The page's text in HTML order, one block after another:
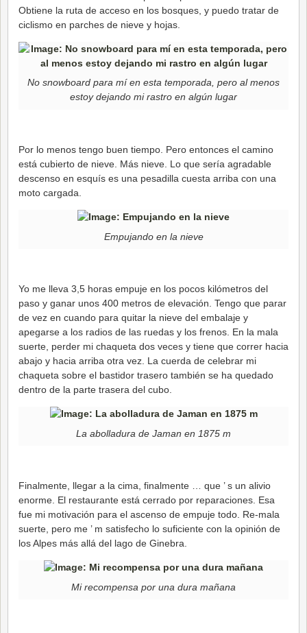
Obtiene la ruta de acceso en los bosques, y puedo tratar de
ciclismo en parches de nieve y hojas.
No snowboard para mí en esta temporada, pero al menos
estoy dejando mi rastro en algún lugar
Por lo menos tengo buen tiempo. Pero entonces el camino
está cubierto de nieve. Más nieve. Lo que sería agradable
descenso en esquís es una pesadilla cuesta arriba con una
moto cargada.
Empujando en la nieve
Yo me lleva 3,5 horas empuje en los pocos kilómetros del
paso y ganar unos 400 metros de elevación. Tengo que parar
de vez en cuando para quitar la nieve del embalaje y
apegarse a los radios de las ruedas y los frenos. En la mala
suerte, perder mi chaqueta dos veces y tiene que correr hacia
abajo y hacia arriba otra vez. La cuerda de celebrar mi
chaqueta sobre el bastidor trasero también se ha quedado
dentro de la parte trasera del cubo.
La abolladura de Jaman en 1875 m
Finalmente, llegar a la cima, finalmente … que ’ s un alivio
enorme. El restaurante está cerrado por reparaciones. Esa
fue mi motivación para el ascenso de empuje todo. Re-mala
suerte, pero me ’ m satisfecho lo suficiente con la opinión de
los Alpes más allá del lago de Ginebra.
Mi recompensa por una dura mañana